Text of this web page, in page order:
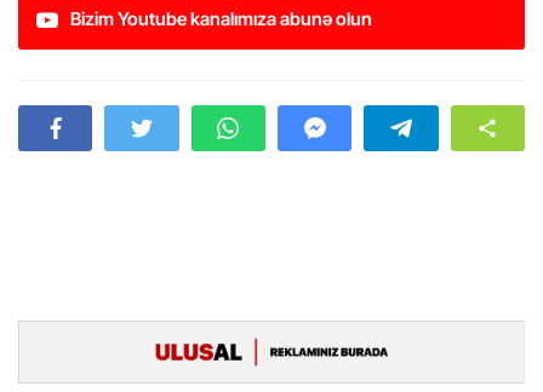
Bizim Youtube kanalımıza abunə olun